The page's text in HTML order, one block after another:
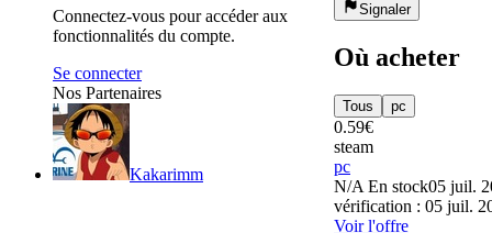
Connectez-vous pour accéder aux
fonctionnalités du compte.
Se connecter
Nos Partenaires
Kakarimm
Signaler
Où acheter
Tous pc
0.59€
steam
pc
N/A En stock05 juil.
vérification : 05 juil.
Voir l'offre